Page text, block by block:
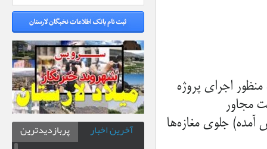
اجرای پروژه
مجاور
آمده) جلوی مغازه‌ها
آخرین اخبار پربازدیدترین